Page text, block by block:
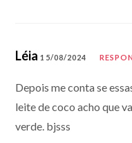
Léia 15/08/2024
Depois me conta se
leite de coco acho que
verde. bjsss